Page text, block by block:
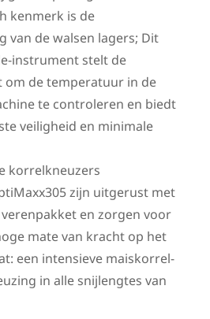
kenmerk is de
van de walsen lagers; Dit
instrument stelt de
om de temperatuur in de
te controleren en biedt
veiligheid en minimale
korrelkneuzers
zijn uitgerust met
en zorgen voor
mate van kracht op het
een intensieve maiskorrel-
in alle snijlengtes van